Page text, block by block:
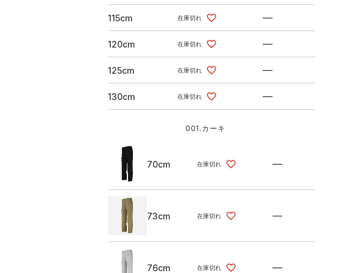
115cm 在庫切れ —
120cm 在庫切れ —
125cm 在庫切れ —
130cm 在庫切れ —
001.カーキ
70cm 在庫切れ —
73cm 在庫切れ —
76cm 在庫切れ —